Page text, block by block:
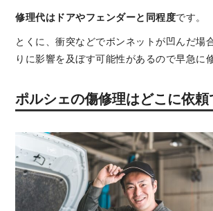
修理代はドアやフェンダーと同程度です。
とくに、衝突などでボンネットが凹んだ場
りに影響を及ぼす可能性があるので早急に
ポルシェの傷修理はどこに依頼